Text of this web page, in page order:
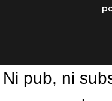
Ni pub, ni